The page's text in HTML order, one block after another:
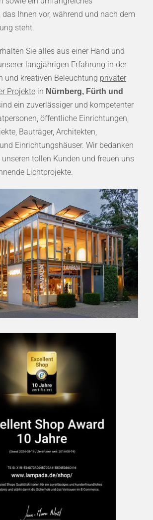
das Ihnen vor, während und nach dem
steht.
Sie alles aus einer Hand und
langjährigen Erfahrung in der
und kreativen Beleuchtung privater
Projektein Nürnberg, Fürth und
ein zuverlässiger und kompetenter
öffentliche Einrichtungen,
Bauträger, Architekten,
Einrichtungshäuser. Wir bedanken
tollen Kunden und freuen uns
Lichtprojekte.